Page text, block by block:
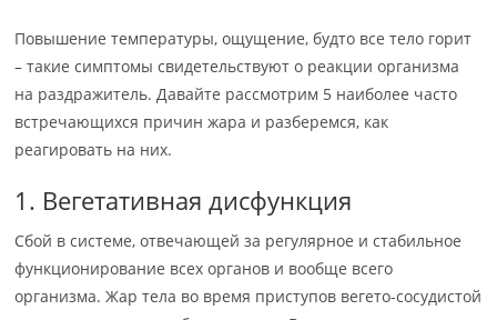
Повышение температуры, ощущение, будто все тело горит
– такие симптомы свидетельствуют о реакции организма
на раздражитель. Давайте рассмотрим 5 наиболее часто
встречающихся причин жара и разберемся, как
реагировать на них.
1. Вегетативная дисфункция
Сбой в системе, отвечающей за регулярное и стабильное
функционирование всех органов и вообще всего
организма. Жар тела во время приступов вегето-сосудистой